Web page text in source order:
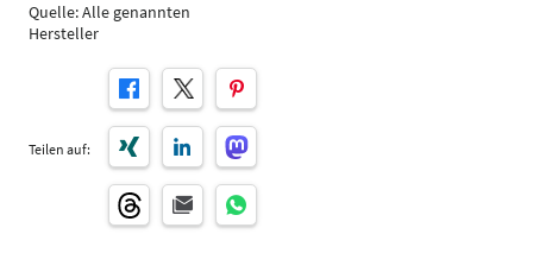
Quelle: Alle genannten
Hersteller
Teilen auf: